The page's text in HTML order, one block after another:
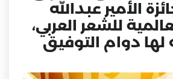
الأمير عبدالله
للشعر العربي،
لها دوام التوفيق